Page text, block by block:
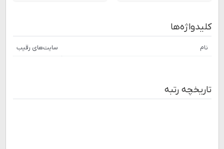
کلیدواژه‌ها
نام سایت‌های رقیب
تاریخچه رتبه